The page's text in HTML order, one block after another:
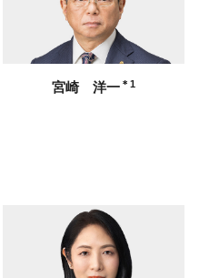
宮崎 洋一 ＊1